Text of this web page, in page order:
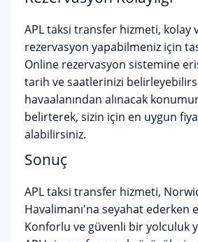
APL taksi transfer hizmeti, kolay
rezervasyon yapabilmeniz için
Online rezervasyon sistemine
tarih ve saatlerinizi
havaalanından alınacak
belirterek, sizin için en uygun
alabilirsiniz.
Sonuç
APL taksi transfer hizmeti,
Havalimanı'na seyahat ederken
Konforlu ve güvenli bir yolculuk